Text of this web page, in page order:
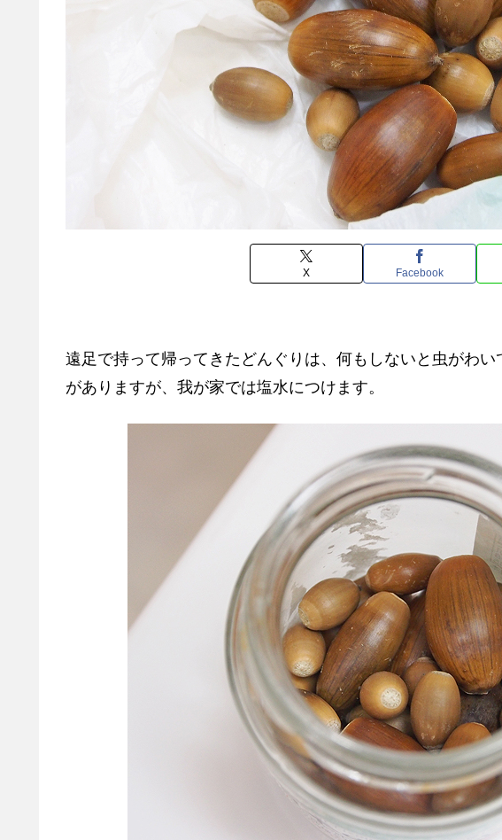
X Facebook
遠足で持って帰ってきたどんぐりは、何もしないと虫がわ
がありますが、我が家では塩水につけます。